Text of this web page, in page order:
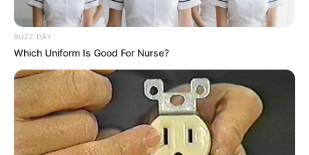
Tenemos todas las noticias que le
interesan. Para estar bien informado, por
ACTIVAR AHORA
TEMAS DESTACADOS
BUZZ DAY
Which Uniform Is Good For Nurse?